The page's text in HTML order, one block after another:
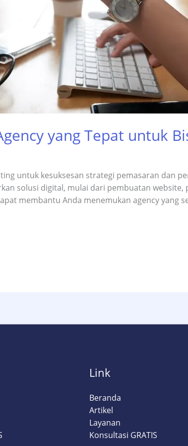
yang Tepat untuk
untuk kesuksesan strategi pemasaran dan
solusi digital, mulai dari pembuatan website,
membantu Anda menemukan agency yang
Link
Beranda
Artikel
Layanan
Konsultasi GRATIS